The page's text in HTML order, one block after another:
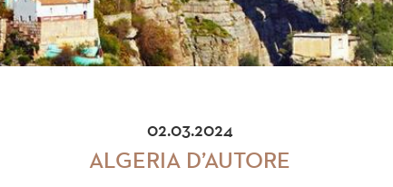
02.03.2024
ALGERIA D’AUTORE